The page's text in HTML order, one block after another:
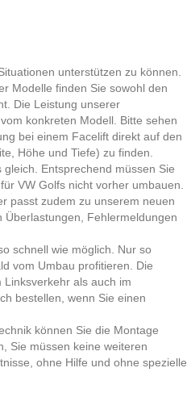
unterstützen zu können.
Modelle finden Sie sowohl den
Die Leistung unserer
konkreten Modell. Bitte sehen
bei einem Facelift direkt auf den
Höhe und Tiefe) zu finden.
Entsprechend müssen Sie
VW Golfs nicht vorher umbauen.
passt zudem zu unserem neuen
Fehlermeldungen
schnell wie möglich. Nur so
vom Umbau profitieren. Die
als auch im
bestellen, wenn Sie einen
können Sie die Montage
Sie müssen keine weiteren
ohne Hilfe und ohne spezielle